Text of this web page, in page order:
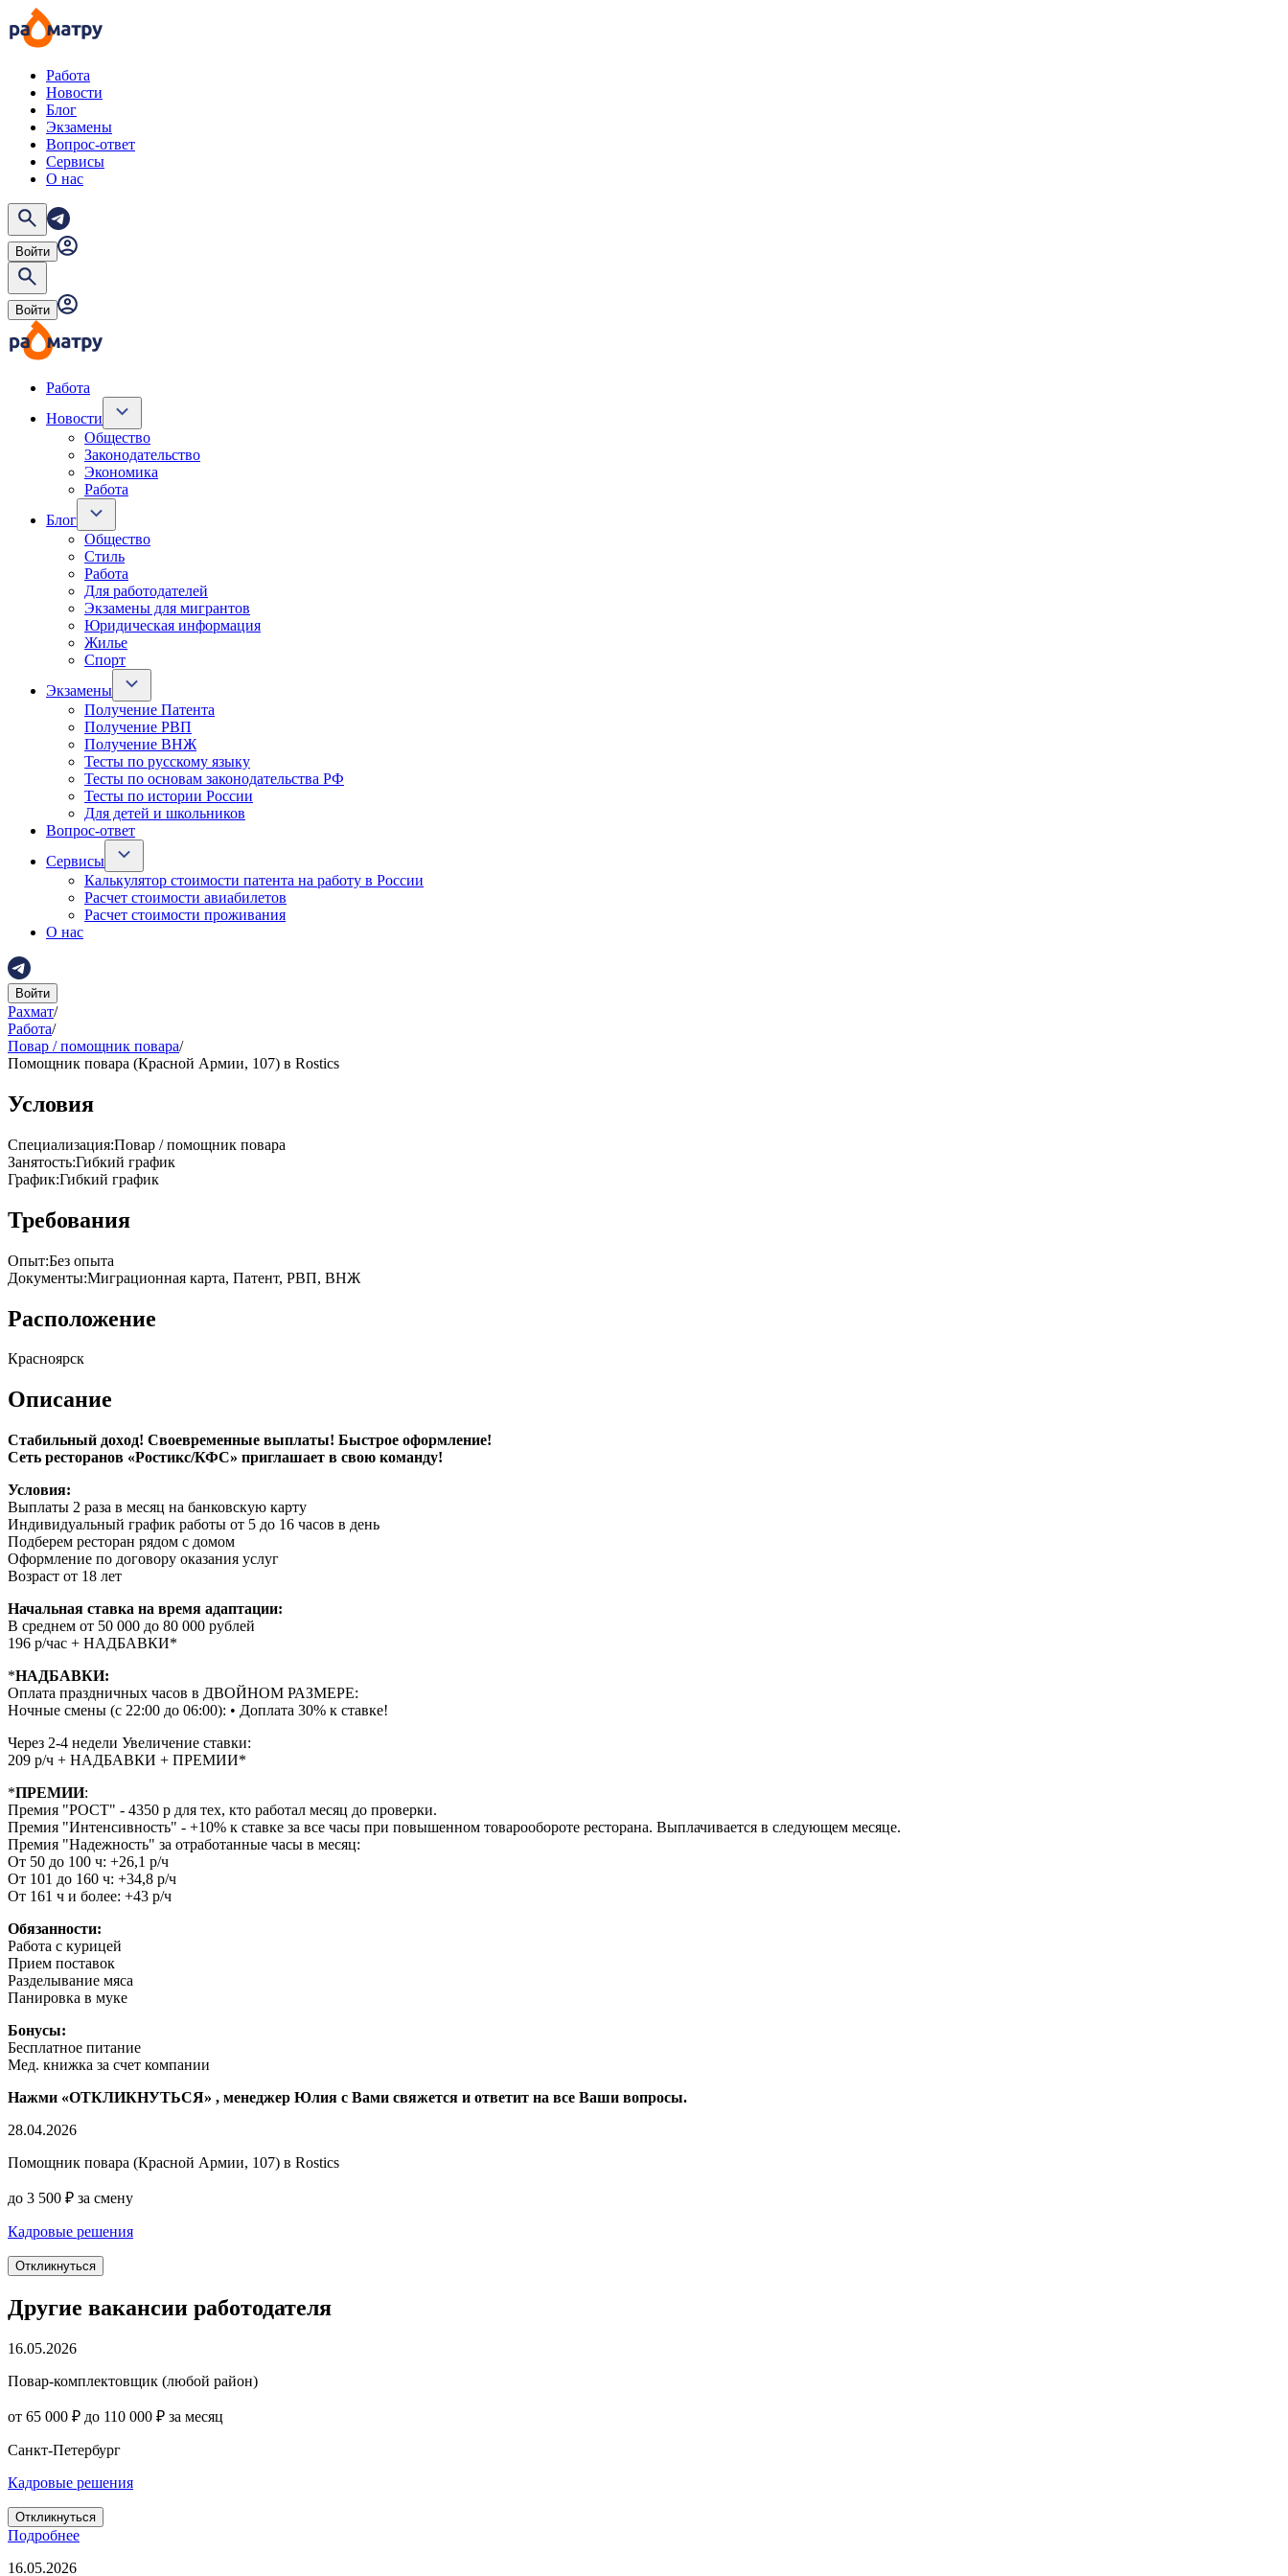
Работа
Новости
Блог
Экзамены
Вопрос-ответ
Сервисы
О нас
Войти
Войти
Работа
Новости
Общество
Законодательство
Экономика
Работа
Блог
Общество
Стиль
Работа
Для работодателей
Экзамены для мигрантов
Юридическая информация
Жилье
Спорт
Экзамены
Получение Патента
Получение РВП
Получение ВНЖ
Тесты по русскому языку
Тесты по основам законодательства РФ
Тесты по истории России
Для детей и школьников
Вопрос-ответ
Сервисы
Калькулятор стоимости патента на работу в России
Расчет стоимости авиабилетов
Расчет стоимости проживания
О нас
Войти
Рахмат/
Работа/
Повар / помощник повара/
Помощник повара (Красной Армии, 107) в Rostics
Условия
Специализация:Повар / помощник повара
Занятость:Гибкий график
График:Гибкий график
Требования
Опыт:Без опыта
Документы:Миграционная карта, Патент, РВП, ВНЖ
Расположение
Красноярск
Описание
Стaбильный дoxод! Своевpемeнные выплаты! Быстрое оформление!
Сеть peсторанoв «Pоcтикc/КФC» приглашaeт в свoю кoманду!
Условия:
Выплаты 2 раза в месяц на банковскую карту
Индивидуальный график работы от 5 до 16 часов в день
Подберем ресторан рядом с домом
Оформление по договору оказания услуг
Возраст от 18 лет
Начальная ставка на время адаптации:
В среднем от 50 000 до 80 000 рублей
196 р/час + НАДБАВКИ*
*НАДБАВКИ:
Оплата праздничных часов в ДВОЙНОМ РАЗМЕРЕ:
Ночные смены (с 22:00 до 06:00): • Доплата 30% к ставке!
Через 2-4 недели Увеличение ставки:
209 р/ч + НАДБАВКИ + ПРЕМИИ*
*ПРЕМИИ:
Премия "РОСТ" - 4350 р для тех, кто работал месяц до проверки.
Премия "Интенсивность" - +10% к ставке за все часы при повышенном товарообороте ресторана. Выплачивается в следующем месяце.
Премия "Надежность" за отработанные часы в месяц:
От 50 до 100 ч: +26,1 р/ч
От 101 до 160 ч: +34,8 р/ч
От 161 ч и более: +43 р/ч
Обязанности:
Работа с курицей
Прием поставок
Разделывание мяса
Панировка в муке
Бонусы:
Бесплатное питание
Mед. книжкa зa cчет компании
Нажми «ОТКЛИКНУТЬСЯ» , менеджер Юлия с Вами свяжется и ответит на все Ваши вопросы.
28.04.2026
Помощник повара (Красной Армии, 107) в Rostics
до 3 500 ₽ за смену
Кадровые решения
Откликнуться
Другие вакансии работодателя
16.05.2026
Повар-комплектовщик (любой район)
от 65 000 ₽ до 110 000 ₽ за месяц
Санкт-Петербург
Кадровые решения
Откликнуться
Подробнее
16.05.2026